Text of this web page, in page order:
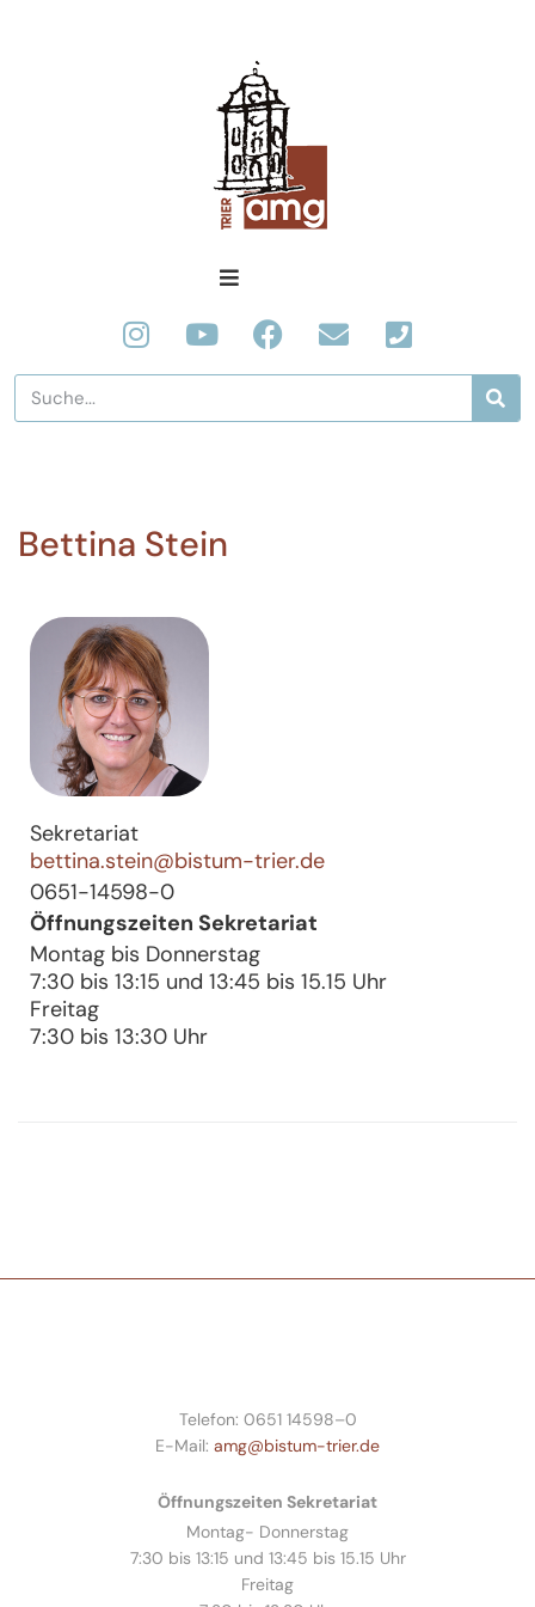
Bettina Stein
Sekretariat
bettina.stein@bistum-trier.de
0651-14598-0
Öffnungszeiten Sekretariat
Montag bis Donnerstag
7:30 bis 13:15 und 13:45 bis 15.15 Uhr
Freitag
7:30 bis 13:30 Uhr
Telefon: 0651 14598–0
E-Mail: amg@bistum-trier.de
Öffnungszeiten Sekretariat
Montag- Donnerstag
7:30 bis 13:15 und 13:45 bis 15.15 Uhr
Freitag